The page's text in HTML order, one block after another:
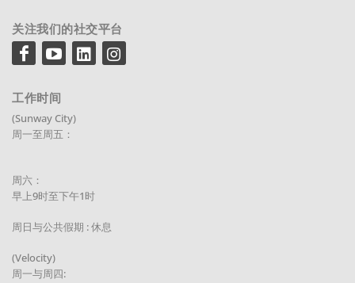
关注我们的社交平台
工作时间
(Sunway City)
周一至周五：
周六：
早上9时至下午1时
周日与公共假期 : 休息
(Velocity)
周一与周四: